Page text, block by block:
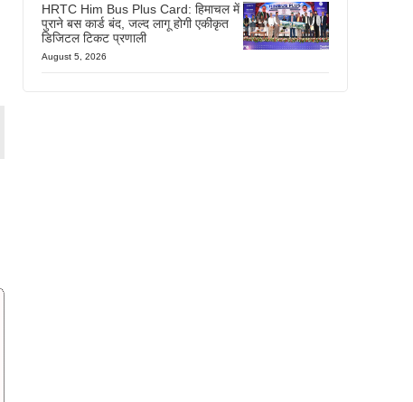
HRTC Him Bus Plus Card: हिमाचल में
पुराने बस कार्ड बंद, जल्द लागू होगी एकीकृत
डिजिटल टिकट प्रणाली
August 5, 2026